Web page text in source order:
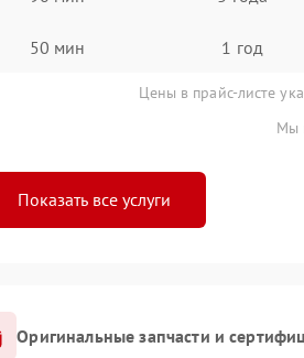
50 мин 1 год
Цены в прайс-листе
Мы
Показать все услуги
Оригинальные запчасти и